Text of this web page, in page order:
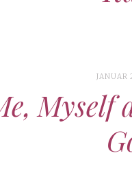
JANUAR
Myself